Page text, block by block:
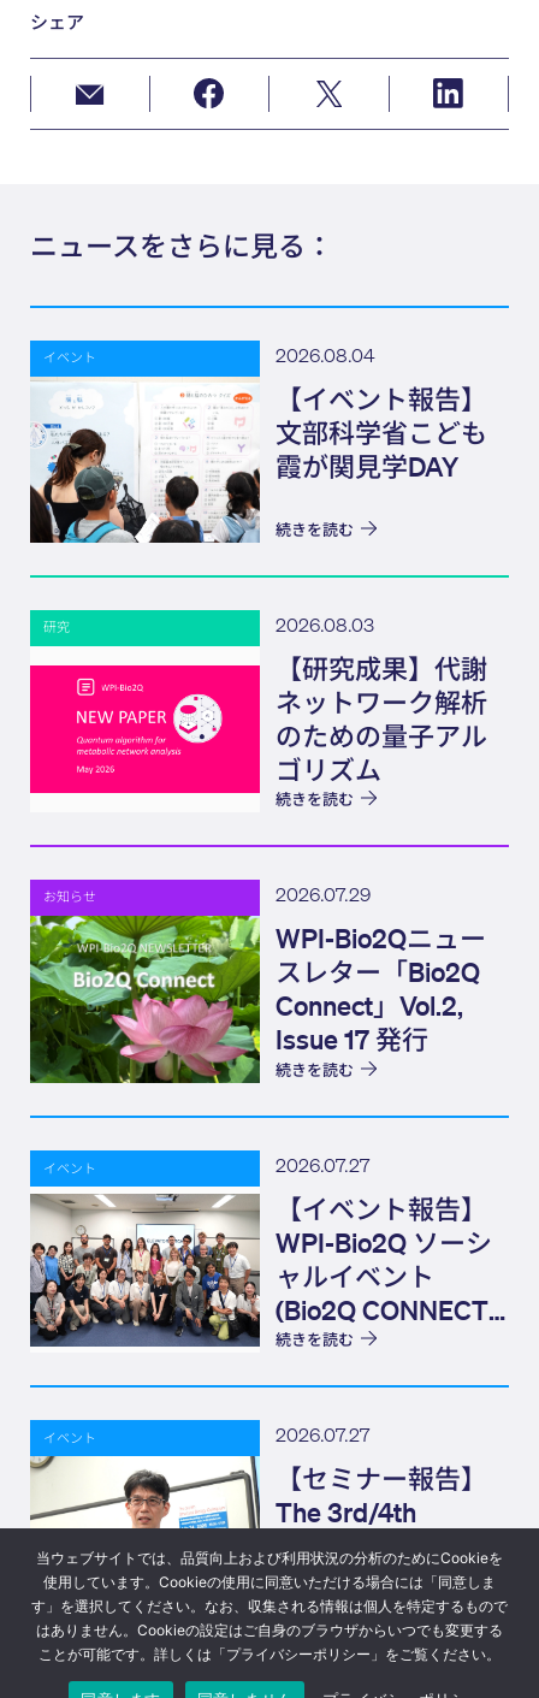
シェア
ニュースをさらに見る：
イベント 2026.08.04
【イベント報告】
文部科学省こども
霞が関見学DAY
続きを読む
研究 2026.08.03
【研究成果】代謝
ネットワーク解析
のための量子アル
ゴリズム
続きを読む
お知らせ 2026.07.29
WPI-Bio2Qニュー
スレター「Bio2Q
Connect」Vol.2,
Issue 17 発行
続きを読む
イベント 2026.07.27
【イベント報告】
WPI-Bio2Q ソーシ
ャルイベント
(Bio2Q CONNECT)
Elevator Pitch
続きを読む
イベント 2026.07.27
【セミナー報告】
The 3rd/4th
Structural Biology
Colloquium
続きを読む
© 2023 Bio2Q プライバシーポリシー
当ウェブサイトでは、品質向上および利用状況の分析のためにCookieを
使用しています。Cookieの使用に同意いただける場合には「同意しま
す」を選択してください。なお、収集される情報は個人を特定するもので
はありません。Cookieの設定はご自身のブラウザからいつでも変更する
ことが可能です。詳しくは「プライバシーポリシー」をご覧ください。